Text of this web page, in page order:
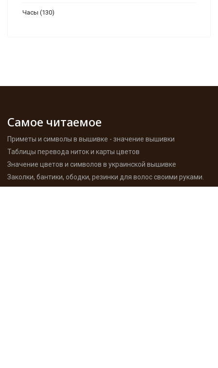
Часы (130)
Самое читаемое
Приметы и символы в вышивке - значение вышивки
Таблицы перевода ниток и карты цветов
Значение цветов и символов в украинской вышивке
Заколки, бантики, ободки, резинки для волос своими руками.